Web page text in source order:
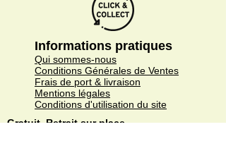
Informations pratiques
Qui sommes-nous
Conditions Générales de Ventes
Frais de port & livraison
Mentions légales
Conditions d'utilisation du site
Gratuit. Retrait sur place.